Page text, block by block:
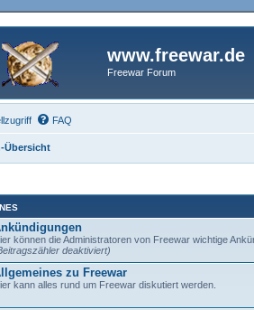
www.freewar.de
Freewar Forum
FAQ
Übersicht
können die Administratoren von Freewar wichtige
deaktiviert)
zu Freewar
kann alles rund um Freewar diskutiert werden.